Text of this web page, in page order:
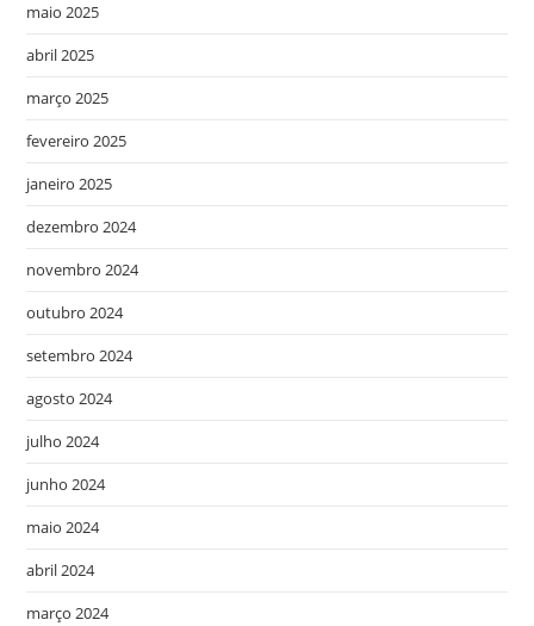
maio 2025
abril 2025
março 2025
fevereiro 2025
janeiro 2025
dezembro 2024
novembro 2024
outubro 2024
setembro 2024
agosto 2024
julho 2024
junho 2024
maio 2024
abril 2024
março 2024